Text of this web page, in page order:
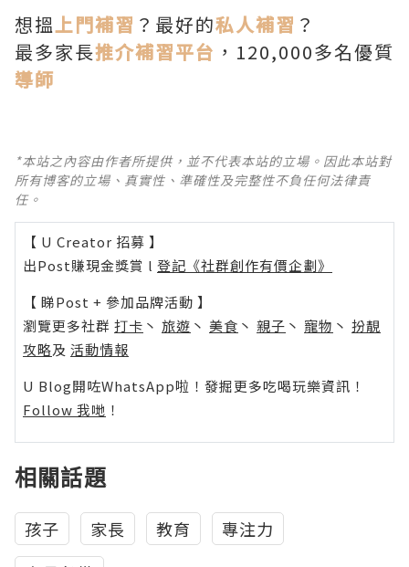
想搵上門補習 ？最好的私人補習 ？
最多家長推介補習平台 ，120,000多名優質
導師
*本站之內容由作者所提供，並不代表本站的立場。因此本站對
所有博客的立場、真實性、準確性及完整性不負任何法律責
任。
【 U Creator 招募 】
出Post賺現金獎賞 l 登記《社群創作有價企劃》
【 睇Post + 參加品牌活動 】
瀏覽更多社群 打卡 丶 旅遊 丶 美食 丶 親子 丶 寵物 丶 扮靚
攻略及 活動情報
U Blog開咗WhatsApp啦！發掘更多吃喝玩樂資訊！
Follow 我哋 ！
相關話題
孩子 家長 教育
專注力